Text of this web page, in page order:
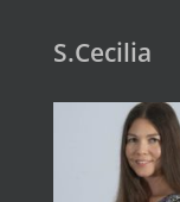
S.Cecilia